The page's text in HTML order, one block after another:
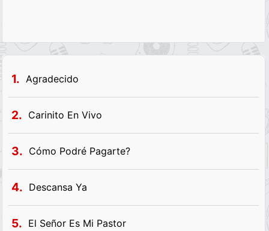
1. Agradecido
2. Carinito En Vivo
3. Cómo Podré Pagarte?
4. Descansa Ya
5. El Señor Es Mi Pastor